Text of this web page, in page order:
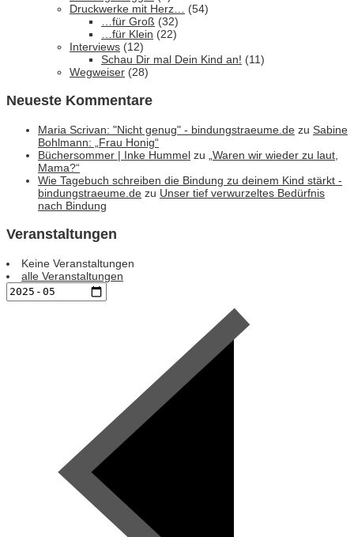
Druckwerke mit Herz…
(54)
…für Groß (32)
…für Klein (22)
Interviews (12)
Schau Dir mal Dein Kind an! (11)
Wegweiser (28)
Neueste Kommentare
Maria Scrivan: "Nicht genug" - bindungstraeume.de zu Sabine
Bohlmann: „Frau Honig“
Büchersommer | Inke Hummel zu
„Waren wir wieder zu laut,
Mama?“
Wie Tagebuch schreiben die Bindung zu deinem Kind stärkt -
bindungstraeume.de zu Unser tief verwurzeltes Bedürfnis
nach Bindung
Veranstaltungen
Keine Veranstaltungen
alle Veranstaltungen